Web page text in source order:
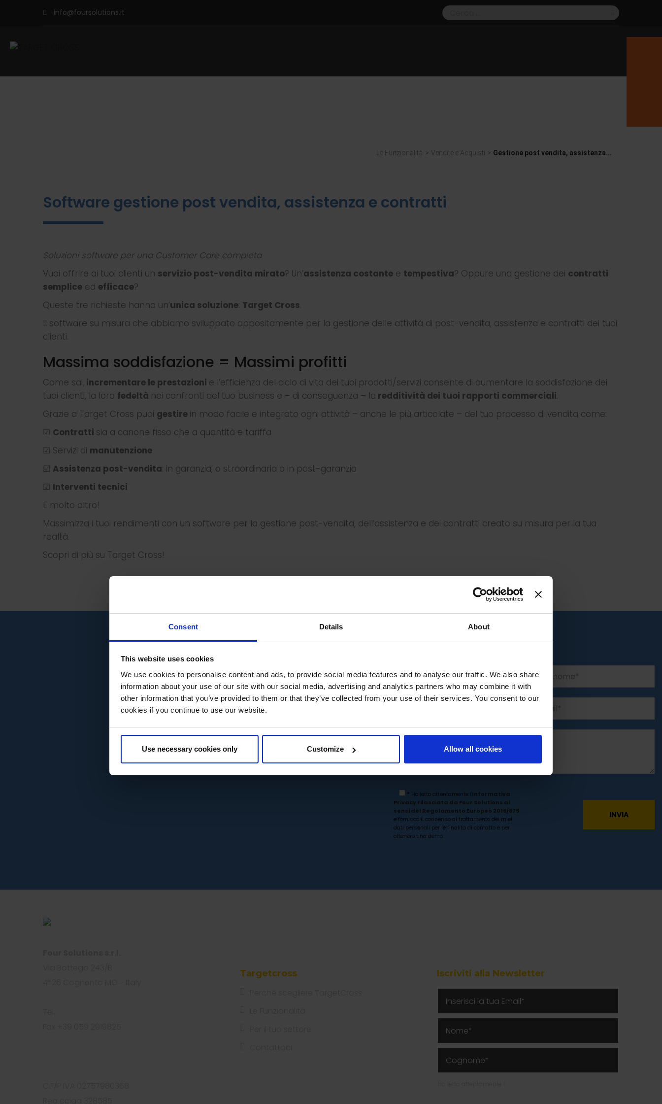
Consent Details About
This website uses cookies
We use cookies to personalise content and ads, to provide social media features and to analyse our traffic. We also share
information about your use of our site with our social media, advertising and analytics partners who may combine it with
other information that you’ve provided to them or that they’ve collected from your use of their services. You consent to our
cookies if you continue to use our website.
Use necessary cookies only Customize Allow all cookies
info@foursolutions.it
Le Funzionalità > Vendite e Acquisti > Gestione post vendita, assistenza...
Software gestione post vendita, assistenza e contratti
Soluzioni software per una Customer Care completa
Vuoi offrire ai tuoi clienti un servizio post-vendita mirato? Un’assistenza costante e tempestiva? Oppure una gestione dei contratti
semplice ed efficace?
Queste tre richieste hanno un’unica soluzione: Target Cross.
Il software su misura che abbiamo sviluppato appositamente per la gestione delle attività di post-vendita, assistenza e contratti dei tuoi
clienti.
Massima soddisfazione = Massimi profitti
Come sai, incrementare le prestazioni e l’efficienza del ciclo di vita dei tuoi prodotti/servizi consente di aumentare la soddisfazione dei
tuoi clienti, la loro fedeltà nei confronti del tuo business e – di conseguenza – la redditività dei tuoi rapporti commerciali.
Grazie a Target Cross puoi gestire in modo facile e integrato ogni attività – anche le più articolate – del tuo processo di vendita come:
☑ Contratti sia a canone fisso che a quantità e tariffa
☑ Servizi di manutenzione
☑ Assistenza post-vendita: in garanzia, o straordinaria o in post-garanzia
☑ Interventi tecnici
E molto altro!
Massimizza i tuoi rendimenti con un software per la gestione post-vendita, dell’assistenza e dei contratti creato su misura per la tua
realtà.
Scopri di più su Target Cross!
Richiedi una demo
di Target Cross.
Lasciaci i tuoi contatti e organizzeremo una
demo per mostrare a te e ai tuoi collaboratori
come Target Cross può rivoluzionare la gestione
aziendale della tua impresa.
* Ho letto attentamente l'Informativa
Privacy rilasciata da Four Solutions ai
sensi del Regolamento Europeo 2016/679
e fornisco il consenso al trattamento dei miei
dati personali per le finalità di contatto e per
ottenere una demo.
Targetcross Iscriviti alla Newsletter